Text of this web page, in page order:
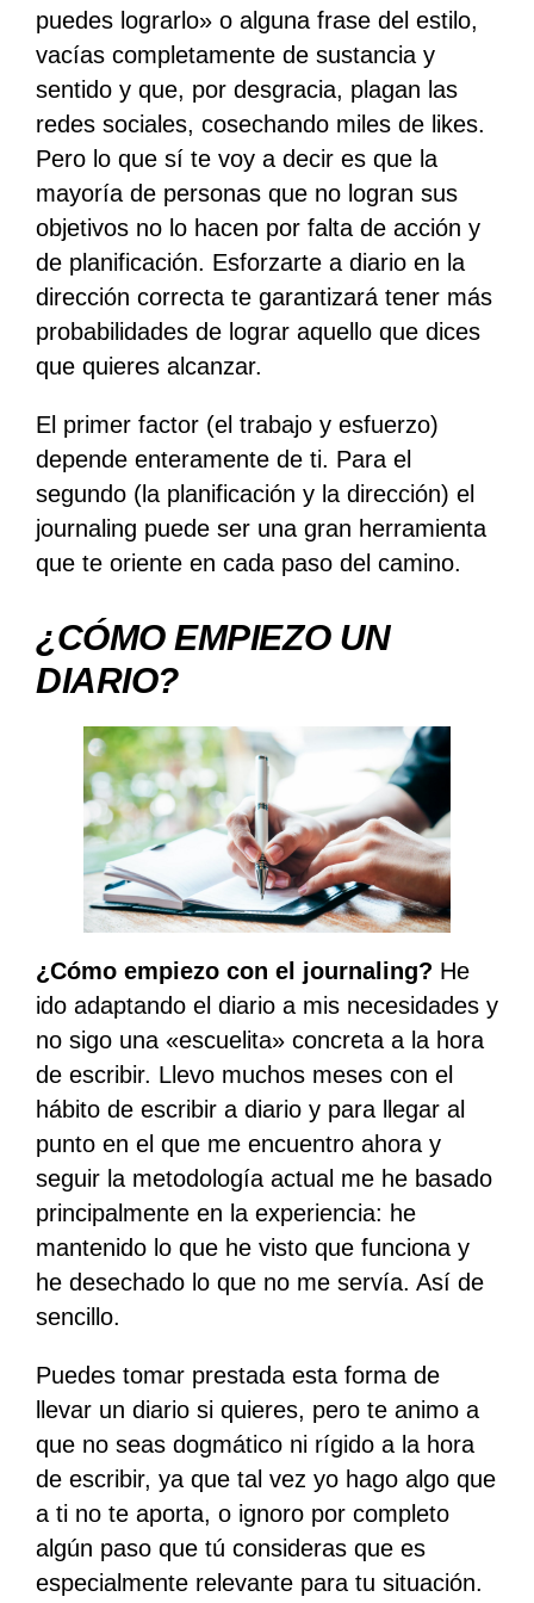
puedes lograrlo» o alguna frase del estilo,
vacías completamente de sustancia y
sentido y que, por desgracia, plagan las
redes sociales, cosechando miles de likes.
Pero lo que sí te voy a decir es que la
mayoría de personas que no logran sus
objetivos no lo hacen por falta de acción y
de planificación. Esforzarte a diario en la
dirección correcta te garantizará tener más
probabilidades de lograr aquello que dices
que quieres alcanzar.
El primer factor (el trabajo y esfuerzo)
depende enteramente de ti. Para el
segundo (la planificación y la dirección) el
journaling puede ser una gran herramienta
que te oriente en cada paso del camino.
¿CÓMO EMPIEZO UN
DIARIO?
¿Cómo empiezo con el journaling? He
ido adaptando el diario a mis necesidades y
no sigo una «escuelita» concreta a la hora
de escribir. Llevo muchos meses con el
hábito de escribir a diario y para llegar al
punto en el que me encuentro ahora y
seguir la metodología actual me he basado
principalmente en la experiencia: he
mantenido lo que he visto que funciona y
he desechado lo que no me servía. Así de
sencillo.
Puedes tomar prestada esta forma de
llevar un diario si quieres, pero te animo a
que no seas dogmático ni rígido a la hora
de escribir, ya que tal vez yo hago algo que
a ti no te aporta, o ignoro por completo
algún paso que tú consideras que es
especialmente relevante para tu situación.